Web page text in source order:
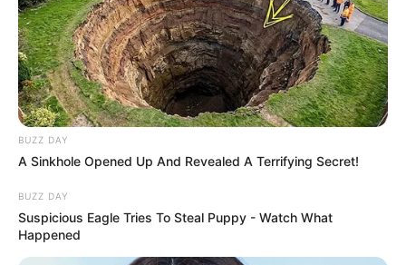
BUZZ DAY
A Sinkhole Opened Up And Revealed A Terrifying Secret!
BUZZ DAY
Suspicious Eagle Tries To Steal Puppy - Watch What
Happened